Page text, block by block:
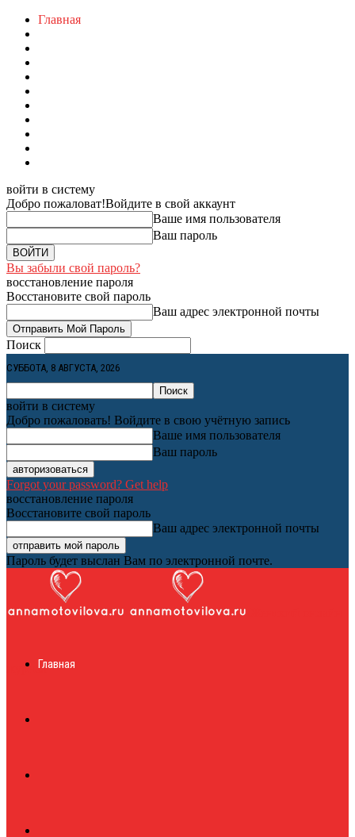
Главная
войти в систему
Добро пожаловат!Войдите в свой аккаунт
Ваше имя пользователя
Ваш пароль
Вы забыли свой пароль?
восстановление пароля
Восстановите свой пароль
Ваш адрес электронной почты
Поиск
СУББОТА, 8 АВГУСТА, 2026
войти в систему
Добро пожаловать! Войдите в свою учётную запись
Ваше имя пользователя
Ваш пароль
Forgot your password? Get help
восстановление пароля
Восстановите свой пароль
Ваш адрес электронной почты
Пароль будет выслан Вам по электронной почте.
журналГлавная